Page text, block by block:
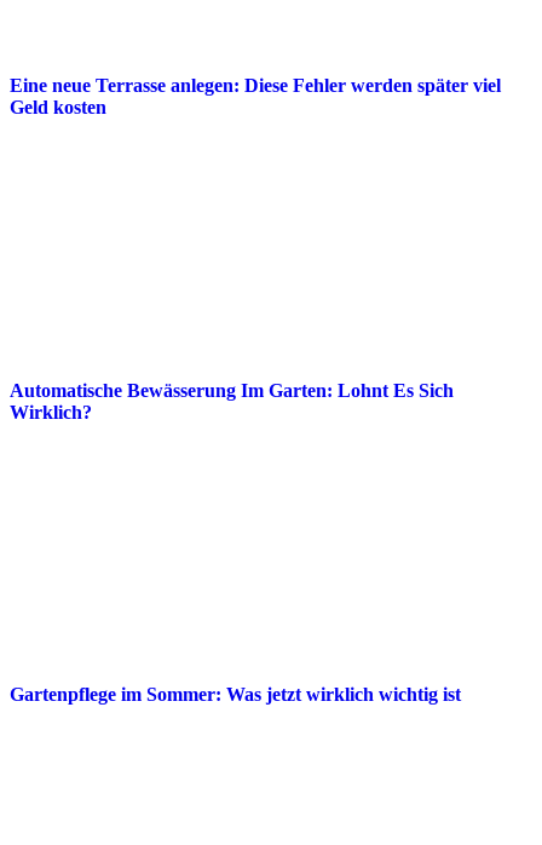
Eine neue Terrasse anlegen: Diese Fehler werden später viel
Geld kosten
Automatische Bewässerung Im Garten: Lohnt Es Sich
Wirklich?
Gartenpflege im Sommer: Was jetzt wirklich wichtig ist